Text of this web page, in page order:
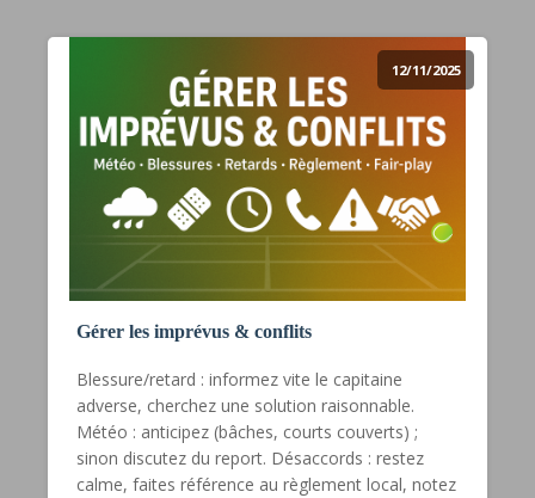
12/11/2025
Gérer les imprévus & conflits
Blessure/retard : informez vite le capitaine
adverse, cherchez une solution raisonnable.
Météo : anticipez (bâches, courts couverts) ;
sinon discutez du report. Désaccords : restez
calme, faites référence au règlement local, notez